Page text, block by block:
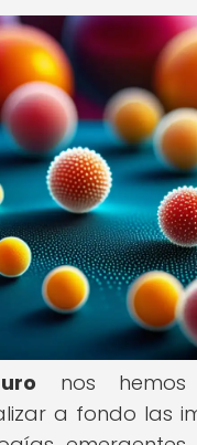
nos hemos
a fondo las